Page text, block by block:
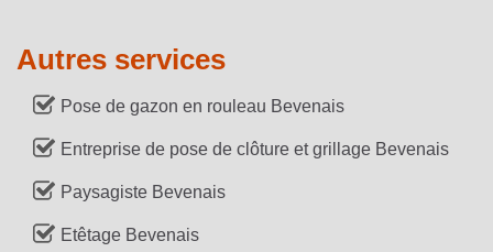
Autres services
Pose de gazon en rouleau Bevenais
Entreprise de pose de clôture et grillage Bevenais
Paysagiste Bevenais
Etêtage Bevenais